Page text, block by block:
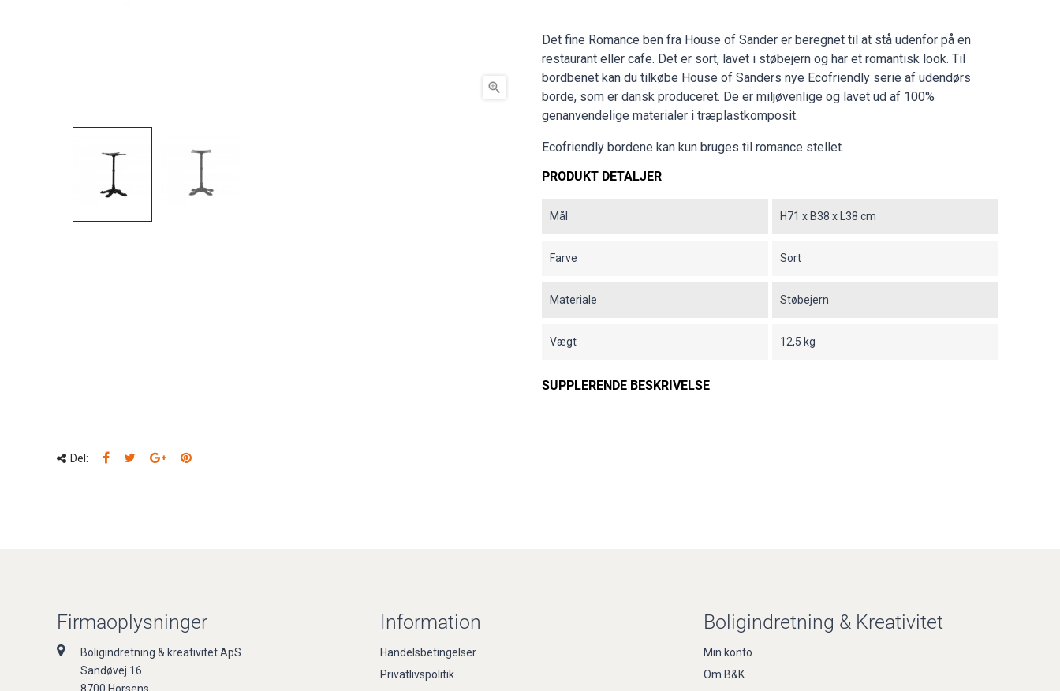

Det fine Romance ben fra House of Sander er beregnet til at stå udenfor på en
restaurant eller cafe. Det er sort, lavet i støbejern og har et romantisk look. Til
bordbenet kan du tilkøbe House of Sanders nye Ecofriendly serie af udendørs
borde, som er dansk produceret. De er miljøvenlige og lavet ud af 100%
genanvendelige materialer i træplastkomposit.
Ecofriendly bordene kan kun bruges til romance stellet.
PRODUKT DETALJER
Mål H71 x B38 x L38 cm
Farve Sort
Materiale Støbejern
Vægt 12,5 kg
SUPPLERENDE BESKRIVELSE
Del:
Firmaoplysninger
Boligindretning & kreativitet ApS
Sandøvej 16
8700 Horsens
Information
Handelsbetingelser
Privatlivspolitik
Boligindretning & Kreativitet
Min konto
Om B&K